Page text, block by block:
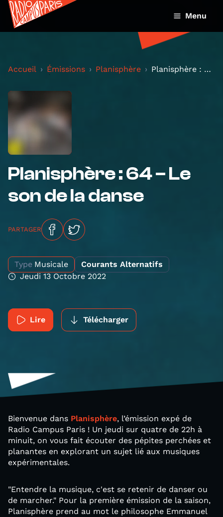
Menu
Accueil Émissions Planisphère Planisphère : 64 – Le son de la danse
Planisphère : 64 – Le
son de la danse
PARTAGER
Type Musicale
Courants Alternatifs
Jeudi 13 Octobre 2022
Lire Télécharger
Bienvenue dans Planisphère, l’émission expé de
Radio Campus Paris ! Un jeudi sur quatre de 22h à
minuit, on vous fait écouter des pépites perchées et
planantes en explorant un sujet lié aux musiques
expérimentales.
"Entendre la musique, c'est se retenir de danser ou
de marcher." Pour la première émission de la saison,
Planisphère prend au mot le philosophe Emmanuel